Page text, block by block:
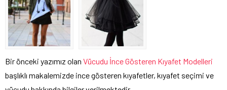
Bir önceki yazımız olan Vücudu İnce Gösteren Kıyafet Modelleri
başlıklı makalemizde ince gösteren kıyafetler, kıyafet seçimi ve